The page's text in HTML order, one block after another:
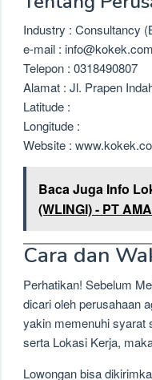
Industry : Consultancy
e-mail : info@kokek.com
Telepon : 0318490807
Alamat : Jl. Prapen
Latitude :
Longitude :
Website :
Baca Juga Info
(WLINGI) - PT
Cara dan
Perhatikan! Sebelum
dicari oleh perusahaan
yakin memenuhi syarat
serta Lokasi Kerja,
Lowongan bisa